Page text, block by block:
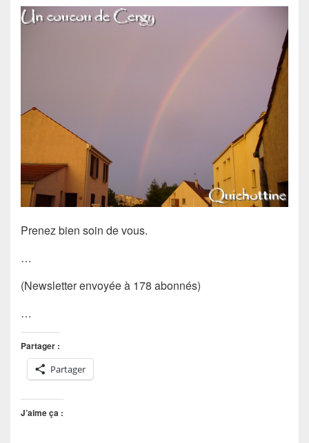
Prenez bien soin de vous.
…
(Newsletter envoyée à 178 abonnés)
…
Partager :
Partager
J’aime ça :